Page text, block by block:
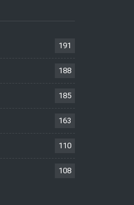
191
188
185
163
110
108